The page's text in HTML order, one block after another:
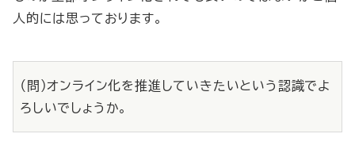
人的には思っております。
（問）オンライン化を推進していきたいという認識でよ
ろしいでしょうか。